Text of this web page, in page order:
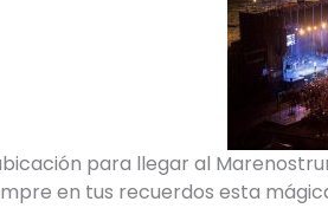
para llegar al
en tus recuerdos esta